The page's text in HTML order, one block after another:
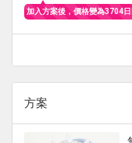
加入方案後，價格變為3704
方案